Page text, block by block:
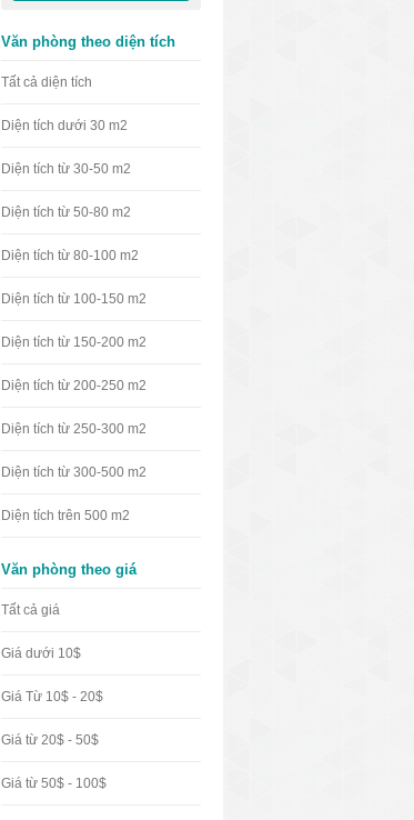
Văn phòng theo diện tích
Tất cả diện tích
Diện tích dưới 30 m2
Diện tích từ 30-50 m2
Diện tích từ 50-80 m2
Diện tích từ 80-100 m2
Diện tích từ 100-150 m2
Diện tích từ 150-200 m2
Diện tích từ 200-250 m2
Diện tích từ 250-300 m2
Diện tích từ 300-500 m2
Diện tích trên 500 m2
Văn phòng theo giá
Tất cả giá
Giá dưới 10$
Giá Từ 10$ - 20$
Giá từ 20$ - 50$
Giá từ 50$ - 100$